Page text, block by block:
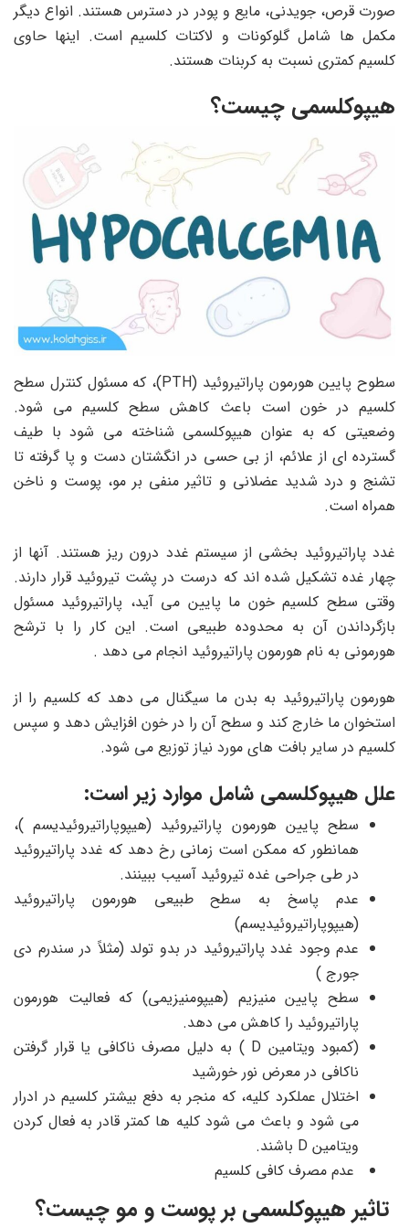
صورت قرص، جویدنی، مایع و پودر در دسترس هستند. انواع دیگر
مکمل ها شامل گلوکونات و لاکتات کلسیم است. اینها حاوی
کلسیم کمتری نسبت به کربنات هستند.
هیپوکلسمی چیست؟
سطوح پایین هورمون پاراتیروئید (PTH)، که مسئول کنترل سطح
کلسیم در خون است باعث کاهش سطح کلسیم می شود.
وضعیتی که به عنوان هیپوکلسمی شناخته می شود با طیف
گسترده ای از علائم، از بی حسی در انگشتان دست و پا گرفته تا
تشنج و درد شدید عضلانی و تاثیر منفی بر مو، پوست و ناخن
همراه است.
غدد پاراتیروئید بخشی از سیستم غدد درون ریز هستند. آنها از
چهار غده تشکیل شده اند که درست در پشت تیروئید قرار دارند.
وقتی سطح کلسیم خون ما پایین می آید، پاراتیروئید مسئول
بازگرداندن آن به محدوده طبیعی است. این کار را با ترشح
هورمونی به نام هورمون پاراتیروئید انجام می دهد .
هورمون پاراتیروئید به بدن ما سیگنال می دهد که کلسیم را از
استخوان ما خارج کند و سطح آن را در خون افزایش دهد و سپس
کلسیم در سایر بافت های مورد نیاز توزیع می شود.
علل هیپوکلسمی شامل موارد زیر است:
سطح پایین هورمون پاراتیروئید (هیپوپاراتیروئیدیسم )،
همانطور که ممکن است زمانی رخ دهد که غدد پاراتیروئید
در طی جراحی غده تیروئید آسیب ببینند.
عدم پاسخ به سطح طبیعی هورمون پاراتیروئید
(هیپوپاراتیروئیدیسم)
عدم وجود غدد پاراتیروئید در بدو تولد (مثلاً در سندرم دی
جورج )
سطح پایین منیزیم (هیپومنیزیمی) که فعالیت هورمون
پاراتیروئید را کاهش می دهد.
(کمبود ویتامین D ) به دلیل مصرف ناکافی یا قرار گرفتن
ناکافی در معرض نور خورشید
اختلال عملکرد کلیه، که منجر به دفع بیشتر کلسیم در ادرار
می شود و باعث می شود کلیه ها کمتر قادر به فعال کردن
ویتامین D باشند.
عدم مصرف کافی کلسیم
تاثیر هیپوکلسمی بر پوست و مو چیست؟